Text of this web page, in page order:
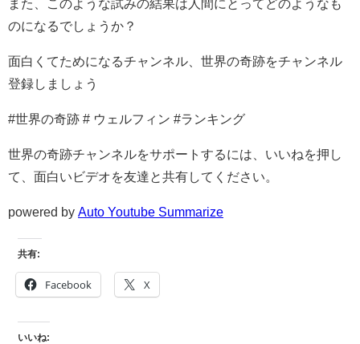
また、このような試みの結果は人間にとってどのようなも
のになるでしょうか？
面白くてためになるチャンネル、世界の奇跡をチャンネル
登録しましょう
#世界の奇跡 # ウェルフィン #ランキング
世界の奇跡チャンネルをサポートするには、いいねを押し
て、面白いビデオを友達と共有してください。
powered by Auto Youtube Summarize
共有:
Facebook X
いいね: